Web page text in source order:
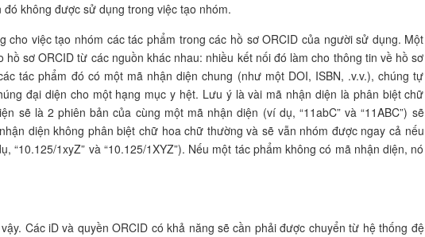
không được sử dụng trong việc tạo nhóm.
cho việc tạo nhóm các tác phẩm trong các hồ sơ ORCID của người sử dụng. Một
sơ ORCID từ các nguồn khác nhau: nhiều kết nối đó làm cho thông tin về hồ sơ
tác phẩm đó có một mã nhận diện chung (như một DOI, ISBN, .v.v.), chúng tự
đại diện cho một hạng mục y hệt. Lưu ý là vài mã nhận diện là phân biệt chữ
sẽ là 2 phiên bản của cùng một mã nhận diện (ví dụ, “11abC” và “11ABC”) sẽ
diện không phân biệt chữ hoa chữ thường và sẽ vẫn nhóm được ngay cả nếu
“10.125/1xyZ” và “10.125/1XYZ”). Nếu một tác phẩm không có mã nhận diện, nó
Các iD và quyền ORCID có khả năng sẽ cần phải được chuyển từ hệ thống đệ